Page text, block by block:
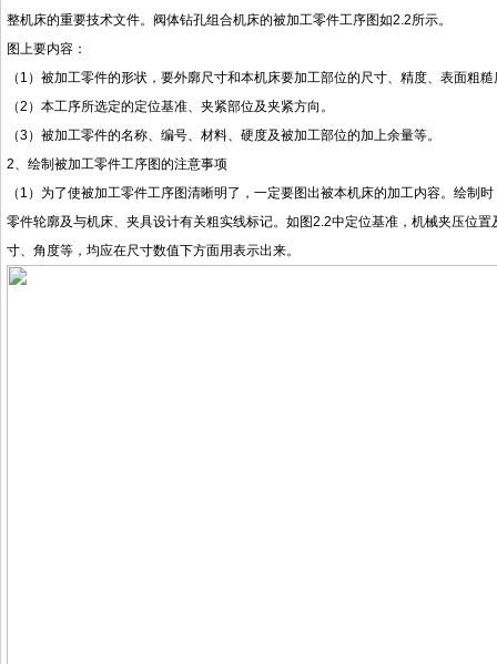
整机床的重要技术文件。阀体钻孔组合机床的被加工零件工序图如2.2所示。
图上要内容：
（ 1）被加工零件的形状，要外廓尺寸和本机床要加工部位的尺寸、精度、表面粗
（2）本工序所选定的定位基准、夹紧部位及夹紧方向。
（3）被加工零件的名称、编号、材料、硬度及被加工部位的加上余量等。
2、绘制被加工零件工序图的注意事项
（ 1）为了使被加工零件工序图清晰明了，一定要图出被本机床的加工内容。绘制
零件轮廓及与机床、夹具设计有关粗实线标记。如图2.2中定位基准，机械夹压位
寸、角度等，均应在尺寸数值下方面用表示出来。